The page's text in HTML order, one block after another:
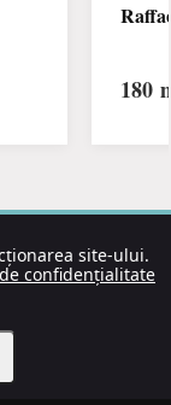
180
site-ului.
confidențialitate